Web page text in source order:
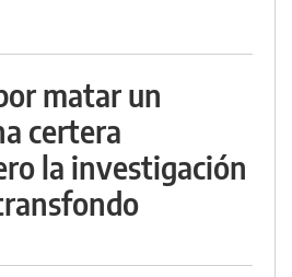
matar un
certera
la investigación